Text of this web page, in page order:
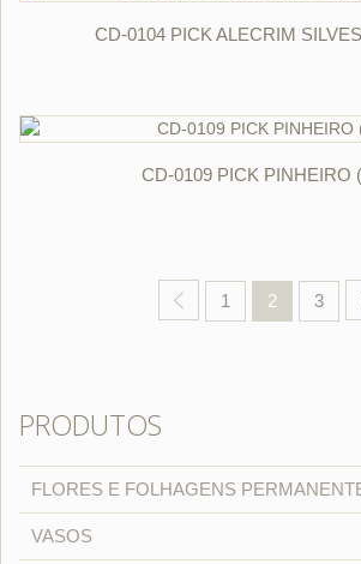
CD-0104 PICK ALECRIM
CD-0109 PICK PINHEIRO
1 2 3
PRODUTOS
FLORES E FOLHAGENS
VASOS